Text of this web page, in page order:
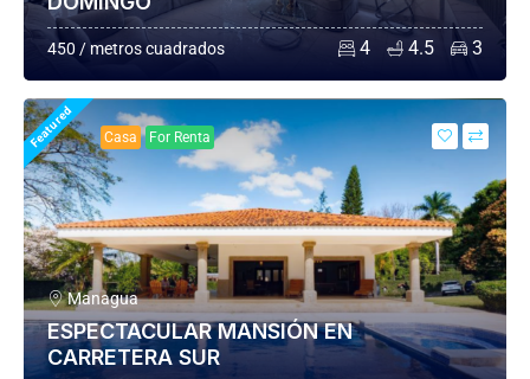
450 / metros cuadrados 4 4.5 3
Featured Casa For Renta
Managua
ESPECTACULAR MANSIÓN EN
CARRETERA SUR